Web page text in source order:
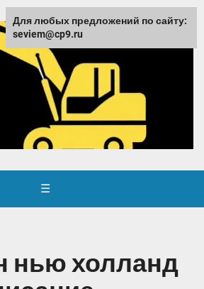
☰
нью холланд
Для любых предложений по сайту:
seviem@cp9.ru